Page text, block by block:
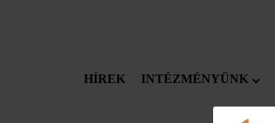
HÍREK INTÉZMÉNYÜNK